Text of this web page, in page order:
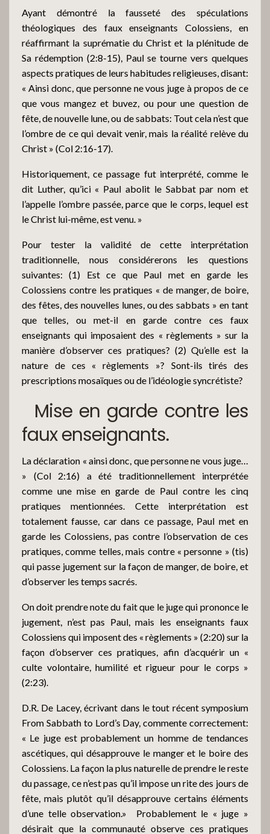
Ayant démontré la fausseté des spéculations
théologiques des faux enseignants Colossiens, en
réaffirmant la suprématie du Christ et la plénitude de
Sa rédemption (2:8-15), Paul se tourne vers quelques
aspects pratiques de leurs habitudes religieuses, disant:
« Ainsi donc, que personne ne vous juge à propos de ce
que vous mangez et buvez, ou pour une question de
fête, de nouvelle lune, ou de sabbats: Tout cela n’est que
l’ombre de ce qui devait venir, mais la réalité relève du
Christ » (Col 2:16-17).
Historiquement, ce passage fut interprété, comme le
dit Luther, qu’ici « Paul abolit le Sabbat par nom et
l’appelle l’ombre passée, parce que le corps, lequel est
le Christ lui-même, est venu. »
Pour tester la validité de cette interprétation
traditionnelle, nous considérerons les questions
suivantes: (1) Est ce que Paul met en garde les
Colossiens contre les pratiques « de manger, de boire,
des fêtes, des nouvelles lunes, ou des sabbats » en tant
que telles, ou met-il en garde contre ces faux
enseignants qui imposaient des « règlements » sur la
manière d’observer ces pratiques? (2) Qu’elle est la
nature de ces « règlements »? Sont-ils tirés des
prescriptions mosaïques ou de l’idéologie syncrétiste?
Mise en garde contre les
faux enseignants.
La déclaration « ainsi donc, que personne ne vous juge…
» (Col 2:16) a été traditionnellement interprétée
comme une mise en garde de Paul contre les cinq
pratiques mentionnées. Cette interprétation est
totalement fausse, car dans ce passage, Paul met en
garde les Colossiens, pas contre l’observation de ces
pratiques, comme telles, mais contre « personne » (tis)
qui passe jugement sur la façon de manger, de boire, et
d’observer les temps sacrés.
On doit prendre note du fait que le juge qui prononce le
jugement, n’est pas Paul, mais les enseignants faux
Colossiens qui imposent des « règlements » (2:20) sur la
façon d’observer ces pratiques, afin d’acquérir un «
culte volontaire, humilité et rigueur pour le corps »
(2:23).
D.R. De Lacey, écrivant dans le tout récent symposium
From Sabbath to Lord’s Day, commente correctement:
« Le juge est probablement un homme de tendances
ascétiques, qui désapprouve le manger et le boire des
Colossiens. La façon la plus naturelle de prendre le reste
du passage, ce n’est pas qu’il impose un rite des jours de
fête, mais plutôt qu’il désapprouve certains éléments
d’une telle observation.» Probablement le « juge »
désirait que la communauté observe ces pratiques